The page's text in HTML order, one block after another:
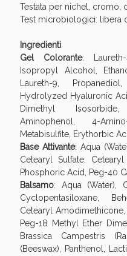
Testata per nichel, cromo,
Test microbiologici: libera
Ingredienti
Gel Colorante:
Isopropyl Alcohol,
Laureth-9,
Hydrolyzed Hyaluronic
Dimethyl
Aminophenol, 4-
Metabisulfite, Erythorbic
Base Attivante: Aqua
Cetearyl Sulfate,
Phosphoric Acid, Peg-40
Balsamo: Aqua (Water),
Cyclopentasiloxane,
Cetearyl
Peg-18 Methyl Ether
Brassica Campestris
(Beeswax), Panthenol,
Sconto fino al
Vie Urinarie e